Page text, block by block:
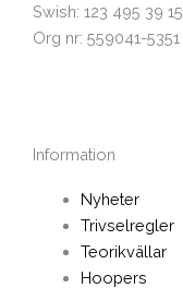
Swish: 123 495 39 15
Org nr: 559041-5351
Information
Nyheter
Trivselregler
Teorikvällar
Hoopers